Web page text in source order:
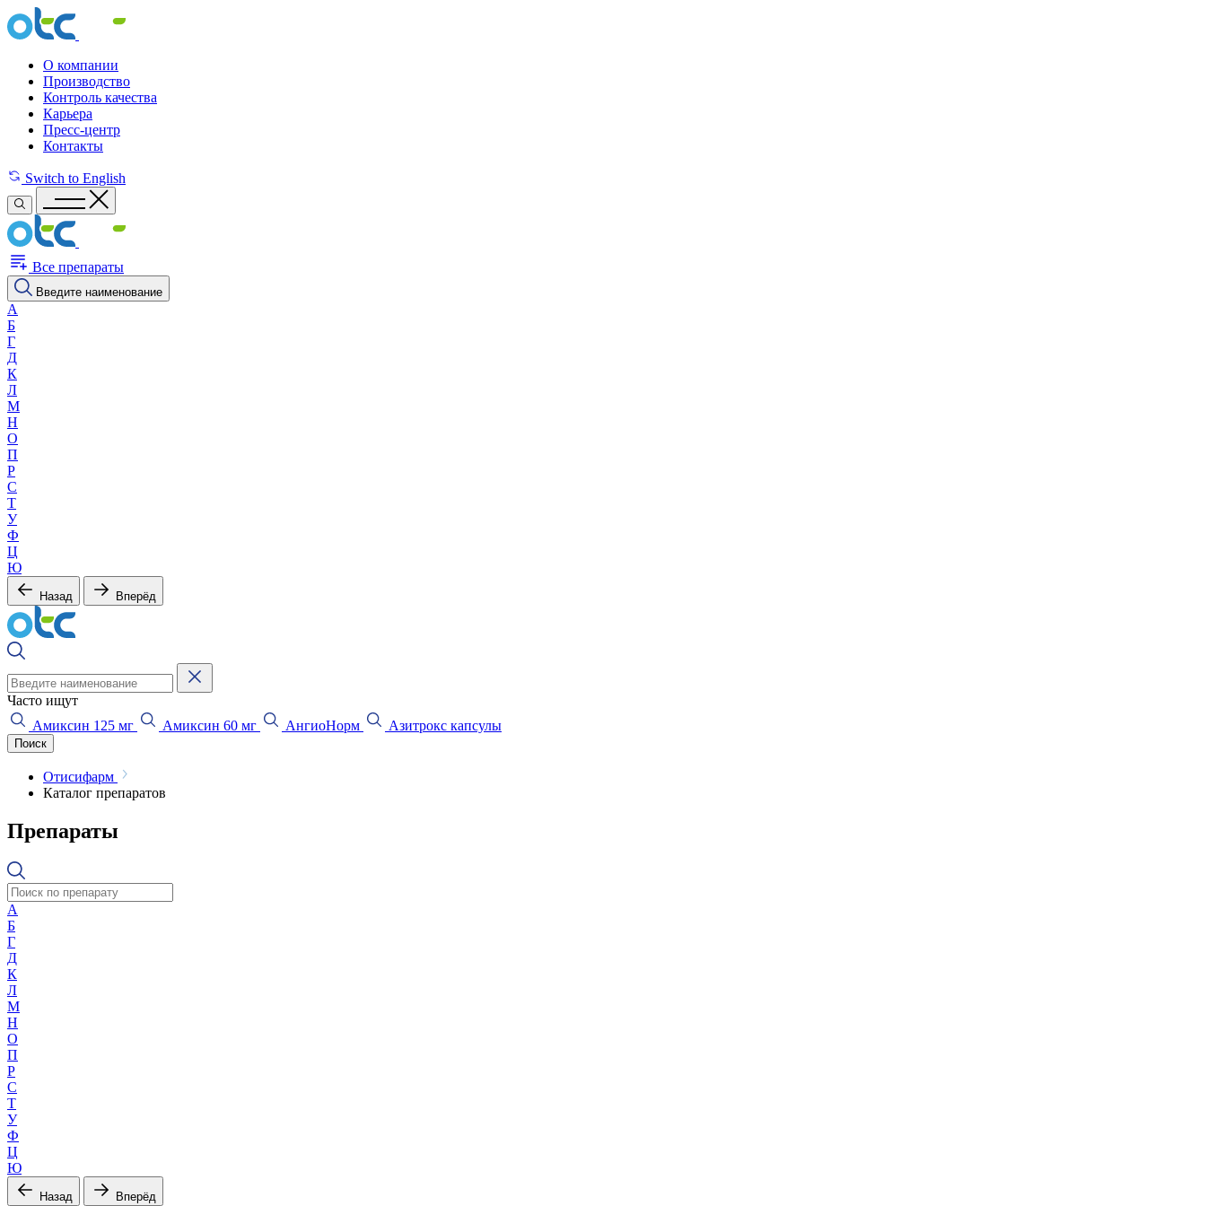
О компании
Производство
Контроль качества
Карьера
Пресс-центр
Контакты
Switch to English
Все препараты
Введите наименование
А
Б
Г
Д
К
Л
М
Н
О
П
Р
С
Т
У
Ф
Ц
Ю
Назад Вперёд
Часто ищут
Амиксин 125 мг
Амиксин 60 мг АнгиоНорм Азитрокс капсулы
Поиск
Отисифарм
Каталог препаратов
Препараты
А
Б
Г
Д
К
Л
М
Н
О
П
Р
С
Т
У
Ф
Ц
Ю
Назад
Вперёд